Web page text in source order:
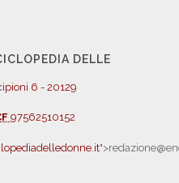
DELLE
6 - 20129
97562510152